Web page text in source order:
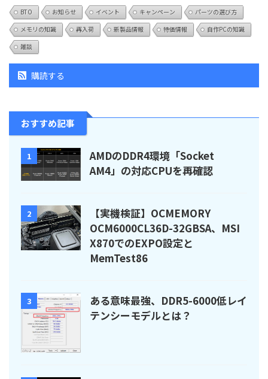
BTO お知らせ イベント キャンペーン
パーツの選び方
メモリの知識
再入荷 新製品情報 特価情報
自作PCの知識
雑談
購読する
おすすめ記事
1
AMDのDDR4環境「Socket
AM4」の対応CPUを再確認
2
【実機検証】OCMEMORY
OCM6000CL36D-32GBSA、MSI
X870でのEXPO設定と
MemTest86
3
ある意味最強、DDR5-6000低レイ
テンシーモデルとは？